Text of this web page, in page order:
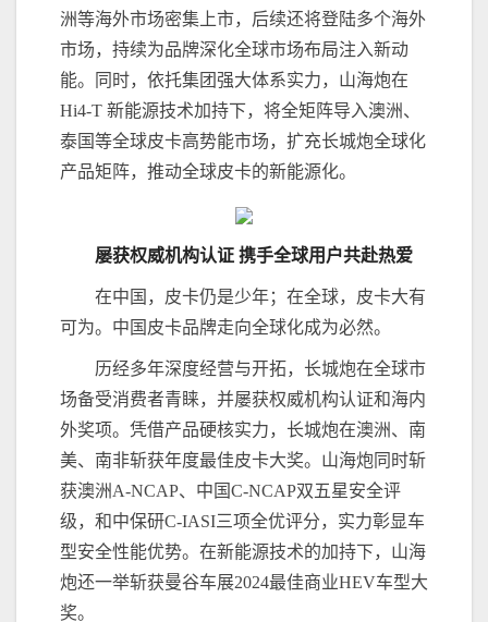
洲等海外市场密集上市，后续还将登陆多个海外
市场，持续为品牌深化全球市场布局注入新动
能。同时，依托集团强大体系实力，山海炮在
Hi4-T 新能源技术加持下，将全矩阵导入澳洲、
泰国等全球皮卡高势能市场，扩充长城炮全球化
产品矩阵，推动全球皮卡的新能源化。
屡获权威机构认证 携手全球用户共赴热爱
在中国，皮卡仍是少年；在全球，皮卡大有
可为。中国皮卡品牌走向全球化成为必然。
历经多年深度经营与开拓，长城炮在全球市
场备受消费者青睐，并屡获权威机构认证和海内
外奖项。凭借产品硬核实力，长城炮在澳洲、南
美、南非斩获年度最佳皮卡大奖。山海炮同时斩
获澳洲A-NCAP、中国C-NCAP双五星安全评
级，和中保研C-IASI三项全优评分，实力彰显车
型安全性能优势。在新能源技术的加持下，山海
炮还一举斩获曼谷车展2024最佳商业HEV车型大
奖。